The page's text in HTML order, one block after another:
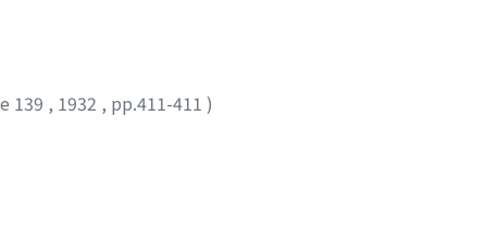
139 , 1932 , pp.411-411 )